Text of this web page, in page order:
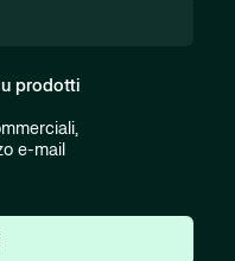
prodotti
e-mail